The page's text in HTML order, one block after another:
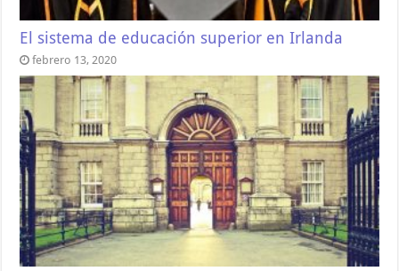
El sistema de educación superior en Irlanda
febrero 13, 2020